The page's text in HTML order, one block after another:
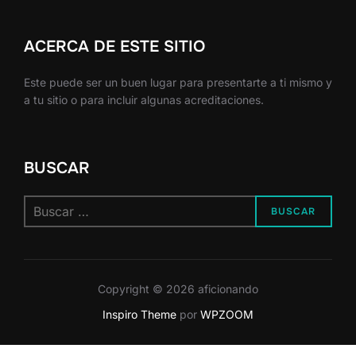
ACERCA DE ESTE SITIO
Este puede ser un buen lugar para presentarte a ti mismo y
a tu sitio o para incluir algunas acreditaciones.
BUSCAR
BUSCAR
Copyright © 2026 aficionando
Inspiro Theme por WPZOOM